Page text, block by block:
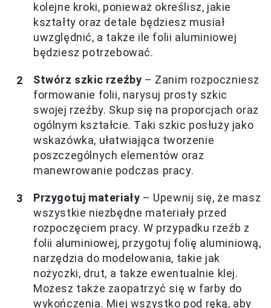
kolejne kroki, ponieważ określisz, jakie
kształty oraz detale będziesz musiał
uwzględnić, a także ile folii aluminiowej
będziesz potrzebować.
Stwórz szkic rzeźby – Zanim rozpoczniesz
formowanie folii, narysuj prosty szkic
swojej rzeźby. Skup się na proporcjach oraz
ogólnym kształcie. Taki szkic posłuży jako
wskazówka, ułatwiająca tworzenie
poszczególnych elementów oraz
manewrowanie podczas pracy.
Przygotuj materiały – Upewnij się, że masz
wszystkie niezbędne materiały przed
rozpoczęciem pracy. W przypadku rzeźb z
folii aluminiowej, przygotuj folię aluminiową,
narzędzia do modelowania, takie jak
nożyczki, drut, a także ewentualnie klej.
Możesz także zaopatrzyć się w farby do
wykończenia. Miej wszystko pod ręką, aby